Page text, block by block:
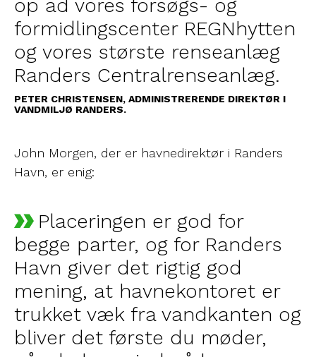
op ad vores forsøgs- og
formidlingscenter REGNhytten
og vores største renseanlæg
Randers Centralrenseanlæg.
PETER CHRISTENSEN, ADMINISTRERENDE DIREKTØR I
VANDMILJØ RANDERS.
John Morgen, der er havnedirektør i Randers
Havn, er enig:
Placeringen er god for
begge parter, og for Randers
Havn giver det rigtig god
mening, at havnekontoret er
trukket væk fra vandkanten og
bliver det første du møder,